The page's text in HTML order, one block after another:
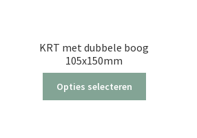
KRT met dubbele boog
105x150mm
Opties selecteren